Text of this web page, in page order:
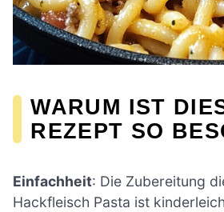
WARUM IST
REZEPT SO
Einfachheit: Die Zubereitung
Hackfleisch Pasta ist